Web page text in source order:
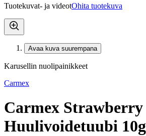
Tuotekuvat- ja videotOhita tuotekuva
Avaa kuva suurempana
Karusellin nuolipainikkeet
Carmex
Carmex Strawberry
Huulivoidetuubi 10g